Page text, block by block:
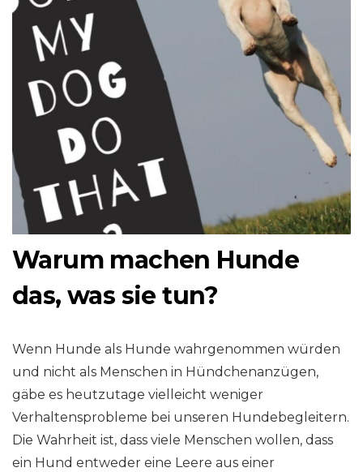
Warum machen Hunde
das, was sie tun?
Wenn Hunde als Hunde wahrgenommen würden
und nicht als Menschen in Hündchenanzügen,
gäbe es heutzutage vielleicht weniger
Verhaltensprobleme bei unseren Hundebegleitern.
Die Wahrheit ist, dass viele Menschen wollen, dass
ein Hund entweder eine Leere aus einer